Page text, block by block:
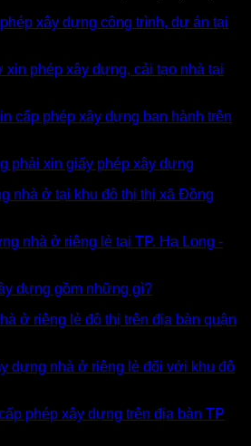
xây dựng công trình, dự án tại
phép xây dựng, cải tạo nhà tại
cấp phép xây dựng ban hành trên
phải xin giấy phép xây dựng
nhà ở tại khu đô thị thị xã Đồng
nhà ở riêng lẻ tại TP. Hạ Long -
dựng gồm những gì?
ở riêng lẻ đô thị trên địa bàn quận
dựng nhà ở riêng lẻ đối với khu đô
phép xây dựng trên địa bàn TP